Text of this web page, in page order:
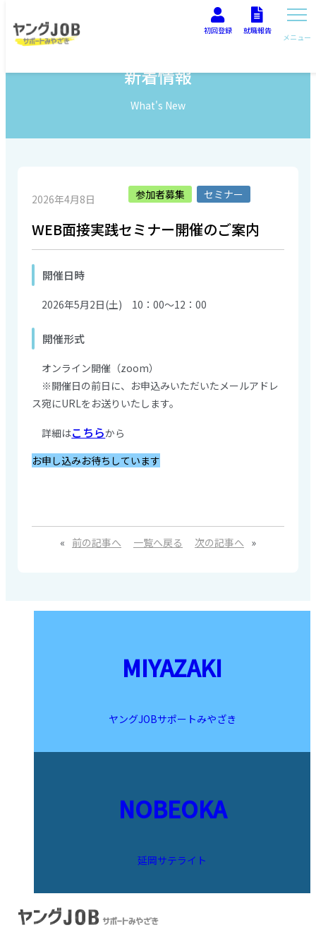
メニュー
初回登録 就職報告
新着情報
What's New
2026年4月8日 参加者募集 セミナー
WEB面接実践セミナー開催のご案内
開催日時
2026年5月2日(土) 10：00～12：00
開催形式
オンライン開催（zoom）
※開催日の前日に、お申込みいただいたメールアドレ
ス宛にURLをお送りいたします。
詳細はこちらから
お申し込みお待ちしています
« 前の記事へ 一覧へ戻る 次の記事へ »
MIYAZAKI
ヤングJOBサポートみやざき
NOBEOKA
延岡サテライト